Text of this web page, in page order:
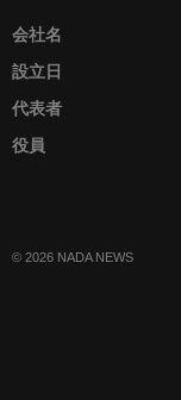
会社名
設立日
代表者
役員
© 2026 NADA NEWS